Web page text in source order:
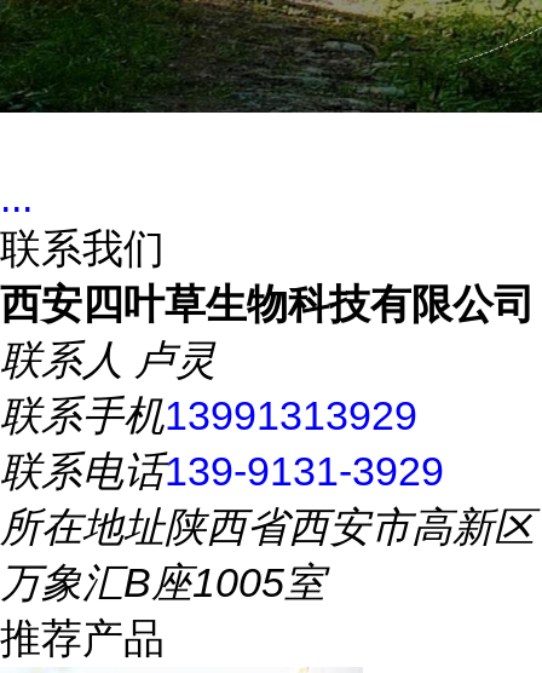
...
联系我们
西安四叶草生物科技有限公司
联系人 卢灵
联系手机13991313929
联系电话139-9131-3929
所在地址陕西省西安市高新区
万象汇B座1005室
推荐产品